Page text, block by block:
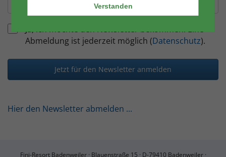
Verstanden
Ja, ich möchte den Newsletter bekommen. Eine
Abmeldung ist jederzeit möglich (Datenschutz).
Jetzt für den Newsletter anmelden
Hier den Newsletter abmelden ...
Fini-Resort Badenweiler · Blauenstraße 15 · D-79410 Badenweiler ·